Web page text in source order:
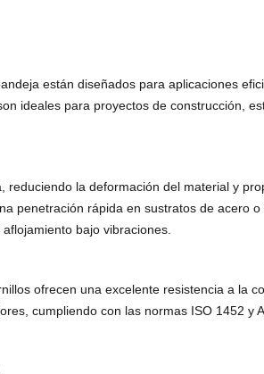
están diseñados para aplicaciones
ideales para proyectos de construcción,
la deformación del material y
penetración rápida en sustratos de acero
bajo vibraciones.
ofrecen una excelente resistencia a la
cumpliendo con las normas ISO 1452 y